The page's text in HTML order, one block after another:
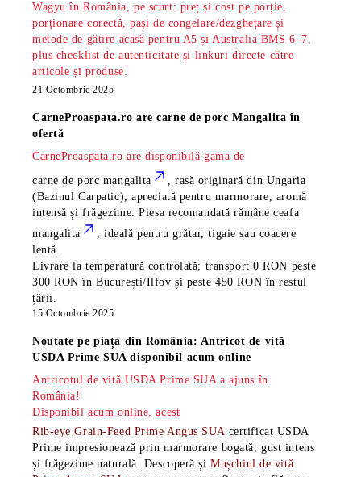
Wagyu în România, pe scurt: preț și cost pe porție,
porționare corectă, pași de congelare/dezghețare și
metode de gătire acasă pentru A5 și Australia BMS 6–7,
plus checklist de autenticitate și linkuri directe către
articole și produse.
21 Octombrie 2025
CarneProaspata.ro arecarne de porc Mangalita în
ofertă
CarneProaspata.ro are disponibilă gama de
carne de porc mangalita
, rasă originară din Ungaria
(Bazinul Carpatic), apreciată pentru marmorare, aromă
intensă și frăgezime. Piesa recomandată rămâneceafa
mangalita
, ideală pentru grătar, tigaie sau coacere
lentă.
Livrare la temperatură controlată; transport 0 RON peste
300 RON în București/Ilfov și peste 450 RON în restul
țării.
15 Octombrie 2025
Noutate pe piața din România: Antricot de vită
USDA Prime SUA disponibil acum online
Antricotul de vită USDA Prime SUA a ajuns în
România!
Disponibil acum online, acest
Rib-eye Grain-Feed Prime Angus SUA certificat USDA
Prime impresionează prin marmorare bogată, gust intens
și frăgezime naturală. Descoperă șiMușchiul de vită